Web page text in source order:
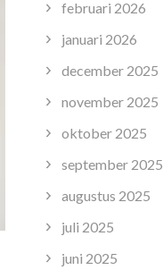
februari 2026
januari 2026
december 2025
november 2025
oktober 2025
september 2025
augustus 2025
juli 2025
juni 2025